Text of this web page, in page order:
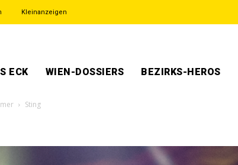
Kleinanzeigen
ECK WIEN-DOSSIERS BEZIRKS-HEROS
Sting